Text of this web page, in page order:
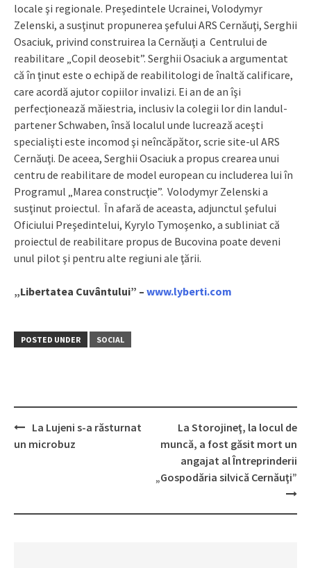
locale şi regionale. Preşedintele Ucrainei, Volodymyr
Zelenski, a susţinut propunerea şefului ARS Cernăuţi, Serghii
Osaciuk, privind construirea la Cernăuţi a Centrului de
reabilitare „Copil deosebit”. Serghii Osaciuk a argumentat
că în ţinut este o echipă de reabilitologi de înaltă calificare,
care acordă ajutor copiilor invalizi. Ei an de an îşi
perfecţionează măiestria, inclusiv la colegii lor din landul-
partener Schwaben, însă localul unde lucrează aceşti
specialişti este incomod şi neîncăpător, scrie site-ul ARS
Cernăuţi. De aceea, Serghii Osaciuk a propus crearea unui
centru de reabilitare de model european cu includerea lui în
Programul „Marea construcţie”. Volodymyr Zelenski a
susţinut proiectul. În afară de aceasta, adjunctul şefului
Oficiului Preşedintelui, Kyrylo Tymoşenko, a subliniat că
proiectul de reabilitare propus de Bucovina poate deveni
unul pilot şi pentru alte regiuni ale ţării.
„Libertatea Cuvântului” – www.lyberti.com
POSTED UNDER SOCIAL
Post
La Lujeni s-a răsturnat
un microbuz
La Storojineţ, la locul de
muncă, a fost găsit mort un
angajat al Întreprinderii
„Gospodăria silvică Cernăuţi”